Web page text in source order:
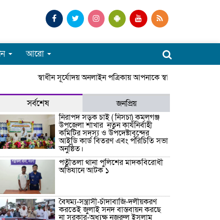
আরো
স্বাধীন সূর্যোদয় অনলাইন পত্রিকায় আপনাকে স্বাগতম।
সর্বশেষ
জনপ্রিয়
নিরাপদ সড়ক চাই ( নিসচা) কমলগঞ্জ
উপজেলা শাখার নতুন কার্যনির্বাহী
কমিটির সদস্য ও উপদেষ্টাবৃন্দের
আইডি কার্ড বিতরণ এবং পরিচিতি সভা
অনুষ্ঠিত।
পত্নীতলা থানা পুলিশের মাদকবিরোধী
অভিযানে আটক ১
বৈষম্য-সন্ত্রাসী-চাঁদাবাজি-দলীয়করণ
করতেই জুলাই সনদ বাস্তবায়ন করছে
না সরকার-অধ্যক্ষ নজরুল ইসলাম